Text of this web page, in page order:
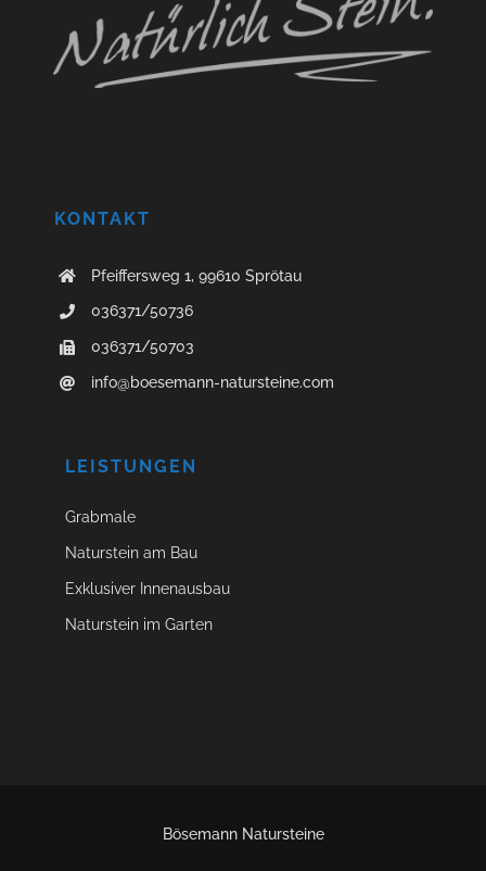
KONTAKT
Pfeiffersweg 1, 99610 Sprötau
036371/50736
036371/50703
info@boesemann-natursteine.com
LEISTUNGEN
Grabmale
Naturstein am Bau
Exklusiver Innenausbau
Naturstein im Garten
Bösemann Natursteine